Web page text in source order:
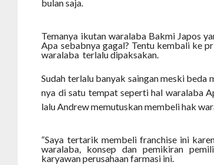
bulan saja.
Temanya ikutan waralaba Bakmi Japos
Apa sebabnya gagal? Tentu kembali ke
waralaba terlalu dipaksakan.
Sudah terlalu banyak saingan meski
nya di satu tempat seperti hal waralaba
lalu Andrew memutuskan membeli hak
“Saya tertarik membeli franchise ini
waralaba, konsep dan pemikiran
karyawan perusahaan farmasi ini.